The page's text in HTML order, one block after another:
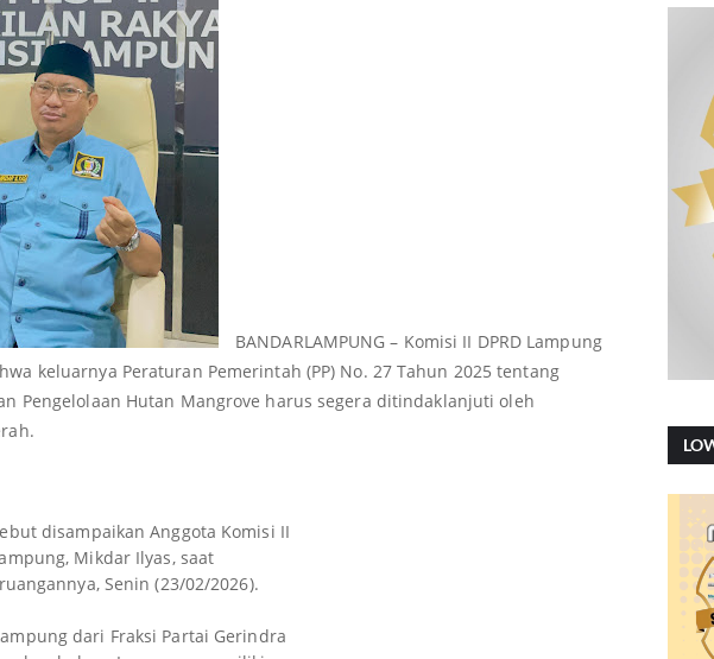
BANDARLAMPUNG – Komisi II DPRD Lampung
keluarnya Peraturan Pemerintah (PP) No. 27 Tahun 2025 tentang
Pengelolaan Hutan Mangrove harus segera ditindaklanjuti oleh
disampaikan Anggota Komisi II
Mikdar Ilyas, saat
Senin (23/02/2026).
dari Fraksi Partai Gerindra